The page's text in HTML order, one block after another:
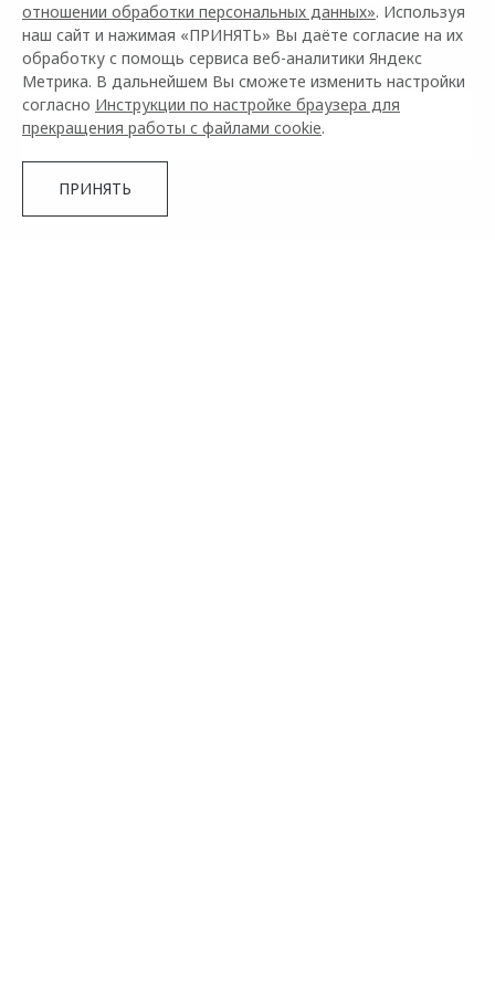
Активируйте услугу в приложении в течение 30 дней
после покупки автомобиля или ТО
Смотреть услуги
программы
Скачать
отношении обработки персональных данных». Используя
наш сайт и нажимая «ПРИНЯТЬ» Вы даёте согласие на их
обработку с помощь сервиса веб-аналитики Яндекс
Метрика. В дальнейшем Вы сможете изменить настройки
согласно Инструкции по настройке браузера для
прекращения работы с файлами cookie.
ПРИНЯТЬ